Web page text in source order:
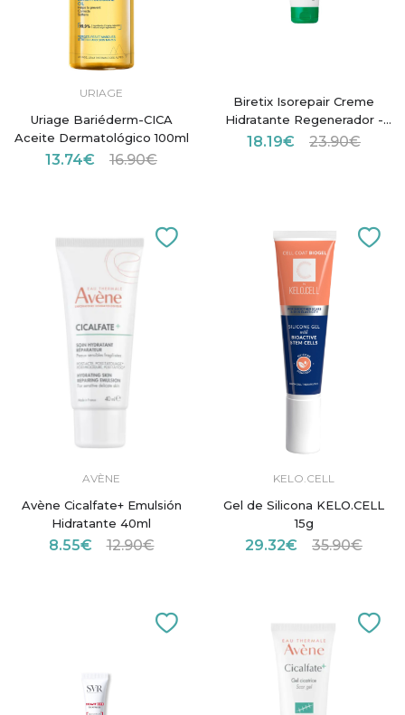
URIAGE
Uriage Bariéderm-CICA
Aceite Dermatológico 100ml
13.74€ 16.90€
Biretix Isorepair Creme
Hidratante Regenerador -
50ml
18.19€ 23.90€
AVÈNE
Avène Cicalfate+ Emulsión
Hidratante 40ml
8.55€ 12.90€
KELO.CELL
Gel de Silicona KELO.CELL
15g
29.32€ 35.90€